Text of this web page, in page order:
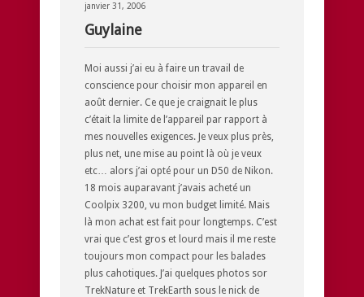
janvier 31, 2006
Guylaine
Moi aussi j’ai eu à faire un travail de
conscience pour choisir mon appareil en
août dernier. Ce que je craignait le plus
c’était la limite de l’appareil par rapport à
mes nouvelles exigences. Je veux plus près,
plus net, une mise au point là où je veux
etc… alors j’ai opté pour un D50 de Nikon.
18 mois auparavant j’avais acheté un
Coolpix 3200, vu mon budget limité. Mais
là mon achat est fait pour longtemps. C’est
vrai que c’est gros et lourd mais il me reste
toujours mon compact pour les balades
plus cahotiques. J’ai quelques photos sor
TrekNature et TrekEarth sous le nick de